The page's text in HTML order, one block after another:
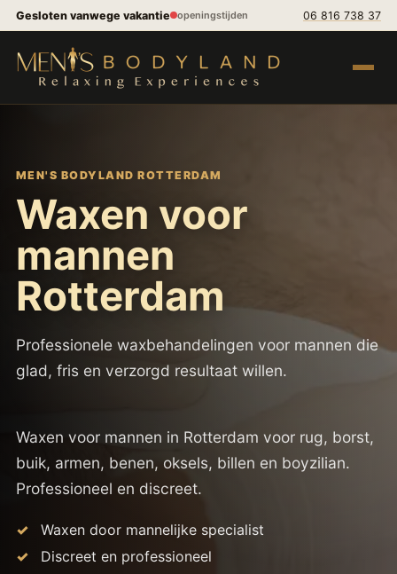
Spring naar inhoud
Gesloten vanwege vakantie openingstijden 06 816 738 37
Menu
MEN'S BODYLAND ROTTERDAM
Waxen voor
mannen
Rotterdam
Professionele waxbehandelingen voor mannen die
glad, fris en verzorgd resultaat willen.
Waxen voor mannen in Rotterdam voor rug, borst,
buik, armen, benen, oksels, billen en boyzilian.
Professioneel en discreet.
Waxen door mannelijke specialist
Discreet en professioneel